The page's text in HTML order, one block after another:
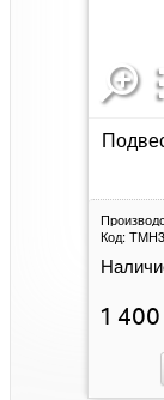
Код: ТМН3
1 400